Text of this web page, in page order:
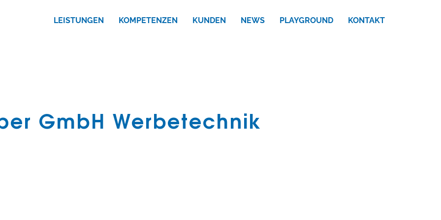
LEISTUNGEN KOMPETENZEN KUNDEN NEWS PLAYGROUND KONTAKT
GmbH Werbetechnik